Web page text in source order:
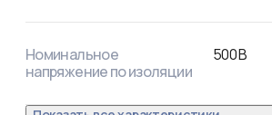
Номинальное
напряжение по изоляции
500В